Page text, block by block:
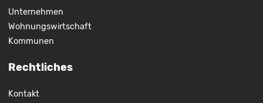
Unternehmen
Wohnungswirtschaft
Kommunen
Rechtliches
Kontakt